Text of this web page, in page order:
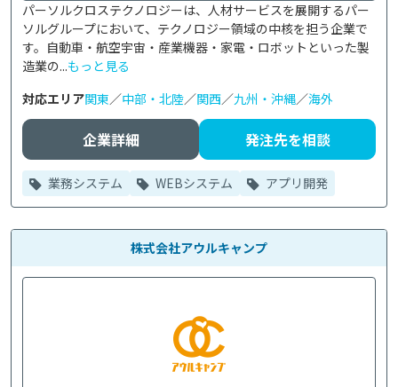
パーソルクロステクノロジーは、人材サービスを展開するパー
ソルグループにおいて、テクノロジー領域の中核を担う企業で
す。自動車・航空宇宙・産業機器・家電・ロボットといった製
造業の...もっと見る
対応エリア関東／中部・北陸／関西／九州・沖縄／海外
企業詳細 発注先を相談
業務システム WEBシステム アプリ開発
株式会社アウルキャンプ